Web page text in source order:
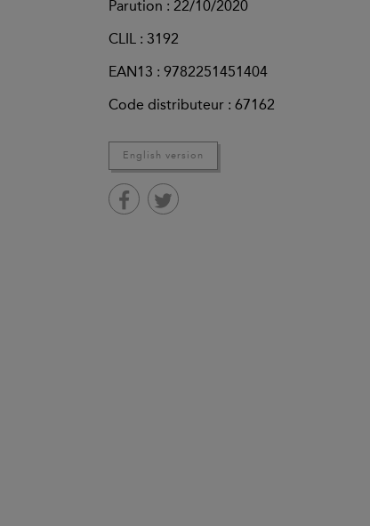
Parution : 22/10/2020
CLIL : 3192
EAN13 : 9782251451404
Code distributeur : 67162
English version